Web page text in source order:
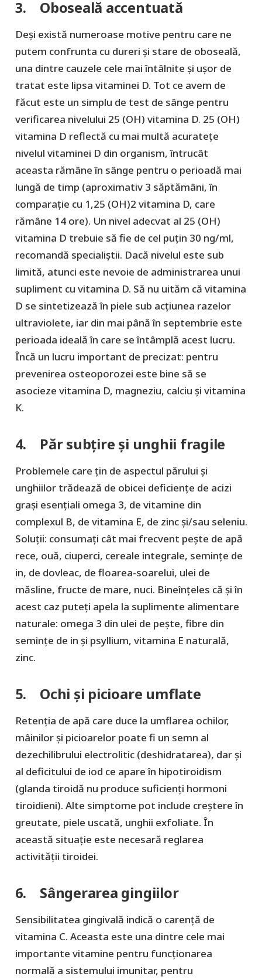
3. Oboseală accentuată
Deși există numeroase motive pentru care ne
putem confrunta cu dureri și stare de oboseală,
una dintre cauzele cele mai întâlnite și ușor de
tratat este lipsa vitaminei D. Tot ce avem de
făcut este un simplu de test de sânge pentru
verificarea nivelului 25 (OH) vitamina D. 25 (OH)
vitamina D reflectă cu mai multă acuratețe
nivelul vitaminei D din organism, întrucât
aceasta rămâne în sânge pentru o perioadă mai
lungă de timp (aproximativ 3 săptămâni, în
comparație cu 1,25 (OH)2 vitamina D, care
rămâne 14 ore). Un nivel adecvat al 25 (OH)
vitamina D trebuie să fie de cel puțin 30 ng/ml,
recomandă specialiștii. Dacă nivelul este sub
limită, atunci este nevoie de administrarea unui
supliment cu vitamina D. Să nu uităm că vitamina
D se sintetizează în piele sub acțiunea razelor
ultraviolete, iar din mai până în septembrie este
perioada ideală în care se întâmplă acest lucru.
Încă un lucru important de precizat: pentru
prevenirea osteoporozei este bine să se
asocieze vitamina D, magneziu, calciu și vitamina
K.
4. Păr subțire și unghii fragile
Problemele care țin de aspectul părului și
unghiilor trădează de obicei deficiențe de acizi
grași esențiali omega 3, de vitamine din
complexul B, de vitamina E, de zinc și/sau seleniu.
Soluții: consumați cât mai frecvent pește de apă
rece, ouă, ciuperci, cereale integrale, semințe de
in, de dovleac, de floarea-soarelui, ulei de
măsline, fructe de mare, nuci. Bineînțeles că și în
acest caz puteți apela la suplimente alimentare
naturale: omega 3 din ulei de pește, fibre din
semințe de in și psyllium, vitamina E naturală,
zinc.
5. Ochi și picioare umflate
Retenția de apă care duce la umflarea ochilor,
mâinilor și picioarelor poate fi un semn al
dezechilibrului electrolitic (deshidratarea), dar și
al deficitului de iod ce apare în hipotiroidism
(glanda tiroidă nu produce suficienți hormoni
tiroidieni). Alte simptome pot include creștere în
greutate, piele uscată, unghii exfoliate. În
această situație este necesară reglarea
activității tiroidei.
6. Sângerarea gingiilor
Sensibilitatea gingivală indică o carență de
vitamina C. Aceasta este una dintre cele mai
importante vitamine pentru funcționarea
normală a sistemului imunitar, pentru